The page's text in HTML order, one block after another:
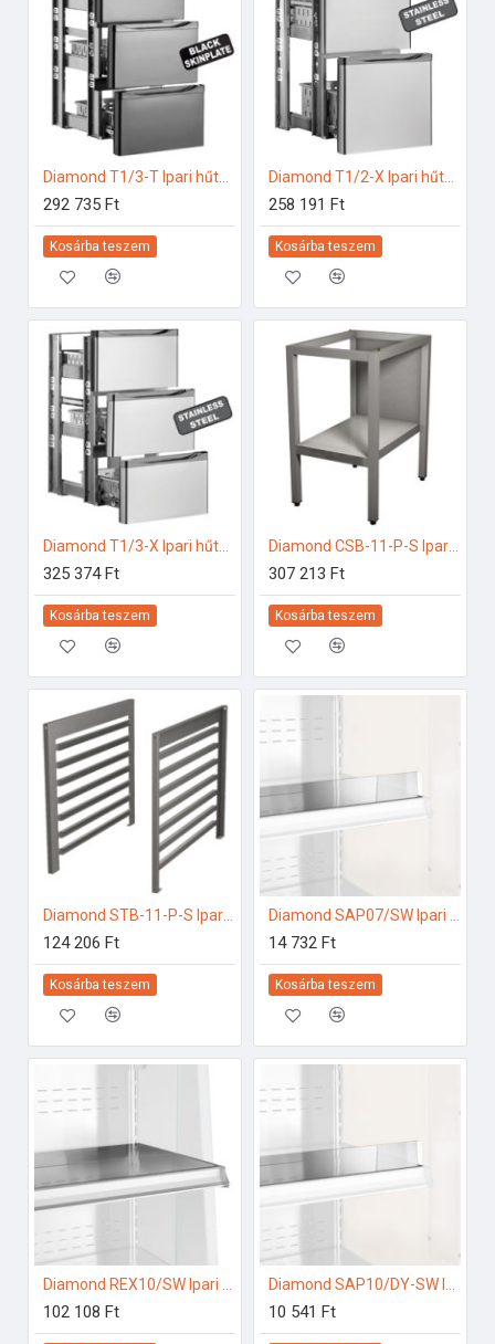
292 735 Ft
Kosárba teszem
Diamond T1/2-X Ipari hűtő kiegészítők
258 191 Ft
Kosárba teszem
325 374 Ft
Kosárba teszem
Diamond CSB-11-P-S Ipari rozsdamentes bútorok
307 213 Ft
Kosárba teszem
124 206 Ft
Kosárba teszem
14 732 Ft
Kosárba teszem
102 108 Ft 10 541 Ft